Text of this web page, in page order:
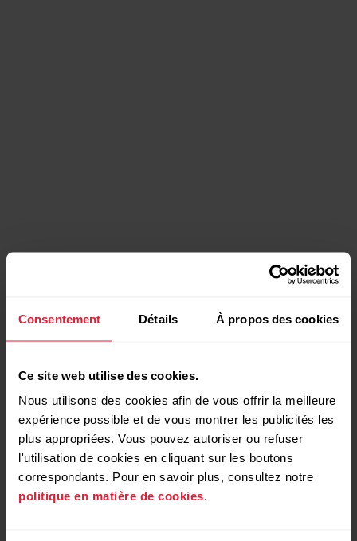
Consentement Détails À propos des cookies
Ce site web utilise des cookies.
Nous utilisons des cookies afin de vous offrir la meilleure
expérience possible et de vous montrer les publicités les
plus appropriées. Vous pouvez autoriser ou refuser
l'utilisation de cookies en cliquant sur les boutons
correspondants. Pour en savoir plus, consultez notre
politique en matière de cookies.